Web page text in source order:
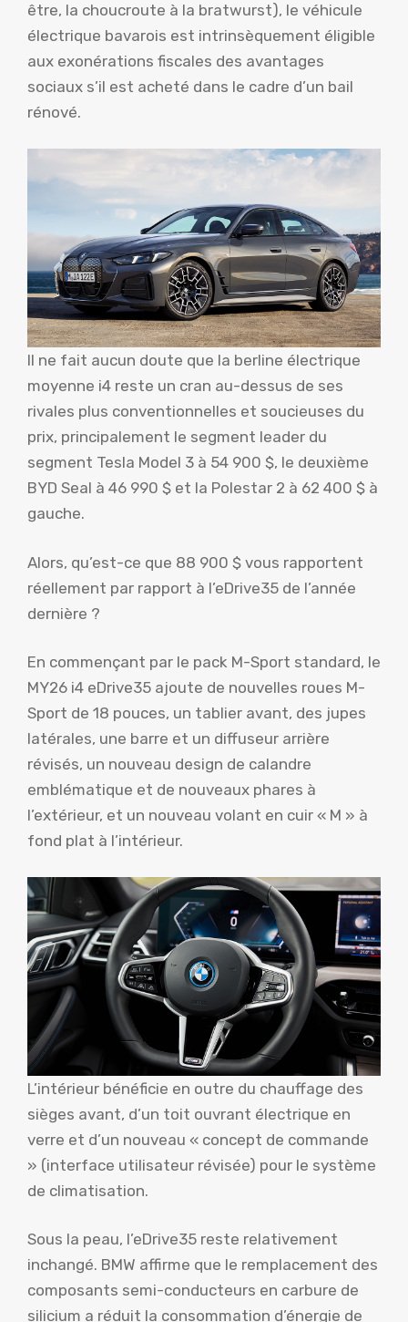
être, la choucroute à la bratwurst), le véhicule
électrique bavarois est intrinsèquement éligible
aux exonérations fiscales des avantages
sociaux s’il est acheté dans le cadre d’un bail
rénové.
Il ne fait aucun doute que la berline électrique
moyenne i4 reste un cran au-dessus de ses
rivales plus conventionnelles et soucieuses du
prix, principalement le segment leader du
segment Tesla Model 3 à 54 900 $, le deuxième
BYD Seal à 46 990 $ et la Polestar 2 à 62 400 $ à
gauche.
Alors, qu’est-ce que 88 900 $ vous rapportent
réellement par rapport à l’eDrive35 de l’année
dernière ?
En commençant par le pack M-Sport standard, le
MY26 i4 eDrive35 ajoute de nouvelles roues M-
Sport de 18 pouces, un tablier avant, des jupes
latérales, une barre et un diffuseur arrière
révisés, un nouveau design de calandre
emblématique et de nouveaux phares à
l’extérieur, et un nouveau volant en cuir « M » à
fond plat à l’intérieur.
L’intérieur bénéficie en outre du chauffage des
sièges avant, d’un toit ouvrant électrique en
verre et d’un nouveau « concept de commande
» (interface utilisateur révisée) pour le système
de climatisation.
Sous la peau, l’eDrive35 reste relativement
inchangé. BMW affirme que le remplacement des
composants semi-conducteurs en carbure de
silicium a réduit la consommation d’énergie de